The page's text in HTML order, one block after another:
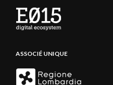
ASSOCIÉ UNIQUE